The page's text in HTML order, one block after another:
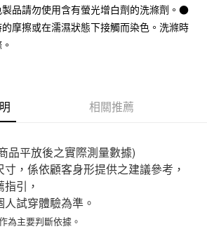
含以上)免運費
含以上)免運費
含以上)免運費
含以上)免運費
製品請勿使用含有螢光增白劑的洗滌劑。●
摩擦或在濡濕狀態下接觸而染色。洗滌時
相關推薦
品平放後之實際測量數據)
，係依顧客身形提供之建議參考，
引，
試穿體驗為準。
為主要判斷依據。